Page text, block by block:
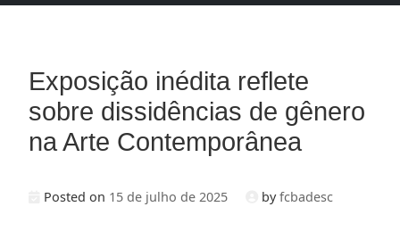
Exposição inédita reflete
sobre dissidências de gênero
na Arte Contemporânea
Posted on 15 de julho de 2025 byfcbadesc